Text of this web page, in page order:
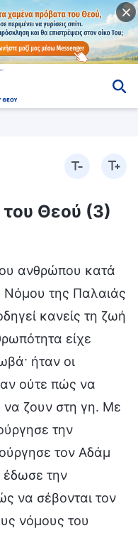
Θεού (3)
ανθρώπου κατά
Νόμου της Παλαιάς
κανείς τη ζωή
είχε
ήταν οι
ούτε πώς να
να ζουν στη γη. Με
την
τον Αδάμ
έδωσε την
να σέβονται τον
νόμους του